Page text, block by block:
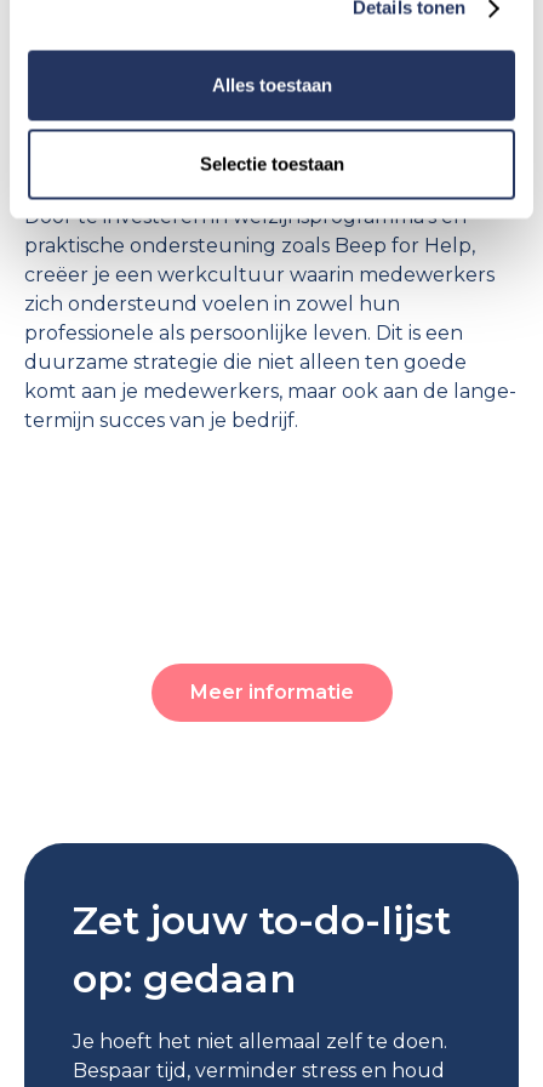
Details tonen
Alles toestaan
Selectie toestaan
algehele effectiviteit van je organisatie. Een
gezonde en gelukkige werkomgeving leidt tot
lagere ziekteverzuimkosten, een hogere
Door te investeren in welzijnsprogramma’s en
praktische ondersteuning zoals Beep for Help,
creëer je een werkcultuur waarin medewerkers
zich ondersteund voelen in zowel hun
professionele als persoonlijke leven. Dit is een
duurzame strategie die niet alleen ten goede
komt aan je medewerkers, maar ook aan de lange-
termijn succes van je bedrijf.
Meer informatie
Zet jouw to-do-lijst
op: gedaan
Je hoeft het niet allemaal zelf te doen.
Bespaar tijd, verminder stress en houd